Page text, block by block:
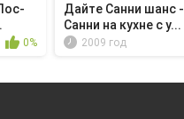
0%
Дайте Санни шанс -
Санни на кухне с у...
2009 год